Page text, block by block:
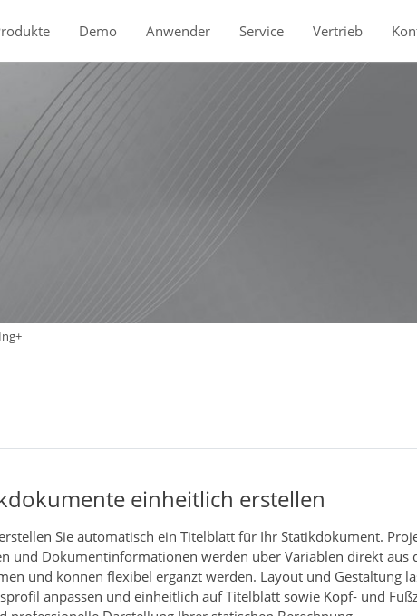
Demo Anwender Service Vertrieb
einheitlich erstellen
Sie automatisch ein Titelblatt für Ihr Statikdokument.
und Dokumentinformationen werden über Variablen direkt aus
und können flexibel ergänzt werden. Layout und Gestaltung
anpassen und einheitlich auf Titelblatt sowie Kopf‑ und